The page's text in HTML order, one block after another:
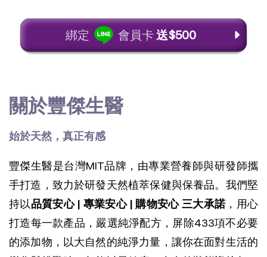
綁定 會員卡送$500
關於豐傑生醫
始於天然，真正有感
豐傑生醫是台灣MIT品牌，由專業營養師與研發師攜
手打造，致力於研發天然植萃保健與保養品。我們堅
持以品質安心 | 專業安心 | 購物安心 三大承諾，用心
打造每一款產品， 嚴選純淨配方，屏除433項不必要
的添加物，以大自然的純淨力量，讓你在面對生活的